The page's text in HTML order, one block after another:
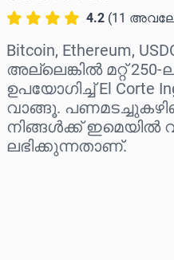
4.2 (11
Bitcoin, Ethereum,
അല്ലെങ്കിൽ മറ്റ്
ഉപയോഗിച്ച് El Corte
വാങ്ങൂ.
നിങ്ങൾക്ക് ഇമെയിൽ
ലഭിക്കുന്നതാണ്.